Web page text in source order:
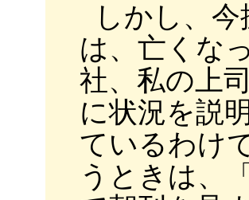
しかし、
は、亡くな
社、私の上
に状況を説
ているわけ
うときは、